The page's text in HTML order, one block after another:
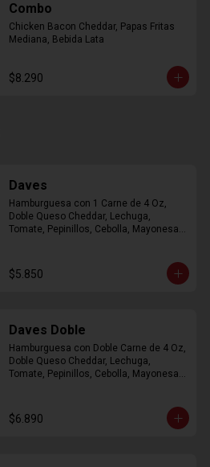
Combo
Chicken Bacon Cheddar, Papas Fritas
Mediana, Bebida Lata
$8.290
Daves
Hamburguesa con 1 Carne de 4 Oz,
Doble Queso Cheddar, Lechuga,
Tomate, Pepinillos, Cebolla, Mayonesa,
$5.850
Daves Doble
Hamburguesa con Doble Carne de 4 Oz,
Doble Queso Cheddar, Lechuga,
Tomate, Pepinillos, Cebolla, Mayonesa,
$6.890